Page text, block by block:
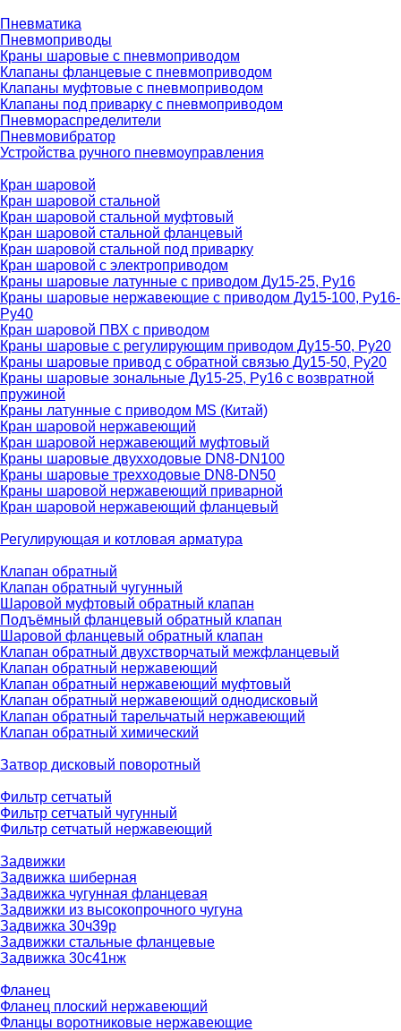
Пневматика
Пневмоприводы
Краны шаровые с пневмоприводом
Клапаны фланцевые с пневмоприводом
Клапаны муфтовые с пневмоприводом
Клапаны под приварку с пневмоприводом
Пневмораспределители
Пневмовибратор
Устройства ручного пневмоуправления
Кран шаровой
Кран шаровой стальной
Кран шаровой стальной муфтовый
Кран шаровой стальной фланцевый
Кран шаровой стальной под приварку
Кран шаровой с электроприводом
Краны шаровые латунные с приводом Ду15-25, Ру16
Краны шаровые нержавеющие с приводом Ду15-100, Ру16-
Ру40
Кран шаровой ПВХ с приводом
Краны шаровые с регулирующим приводом Ду15-50, Ру20
Краны шаровые привод с обратной связью Ду15-50, Ру20
Краны шаровые зональные Ду15-25, Ру16 с возвратной
пружиной
Краны латунные с приводом MS (Китай)
Кран шаровой нержавеющий
Кран шаровой нержавеющий муфтовый
Краны шаровые двухходовые DN8-DN100
Краны шаровые трехходовые DN8-DN50
Краны шаровой нержавеющий приварной
Кран шаровой нержавеющий фланцевый
Регулирующая и котловая арматура
Клапан обратный
Клапан обратный чугунный
Шаровой муфтовый обратный клапан
Подъёмный фланцевый обратный клапан
Шаровой фланцевый обратный клапан
Клапан обратный двухстворчатый межфланцевый
Клапан обратный нержавеющий
Клапан обратный нержавеющий муфтовый
Клапан обратный нержавеющий однодисковый
Клапан обратный тарельчатый нержавеющий
Клапан обратный химический
Затвор дисковый поворотный
Фильтр сетчатый
Фильтр сетчатый чугунный
Фильтр сетчатый нержавеющий
Задвижки
Задвижка шиберная
Задвижка чугунная фланцевая
Задвижки из высокопрочного чугуна
Задвижка 30ч39р
Задвижки стальные фланцевые
Задвижка 30с41нж
Фланец
Фланец плоский нержавеющий
Фланцы воротниковые нержавеющие